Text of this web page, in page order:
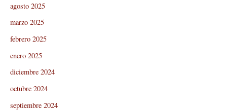
agosto 2025
marzo 2025
febrero 2025
enero 2025
diciembre 2024
octubre 2024
septiembre 2024